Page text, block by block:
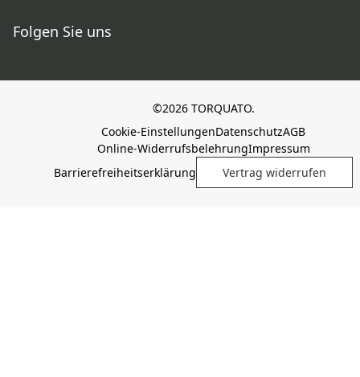
Folgen Sie uns
©2026 TORQUATO.
Cookie-EinstellungenDatenschutzAGB
Online-WiderrufsbelehrungImpressum
Barrierefreiheitserklärung
Vertrag widerrufen